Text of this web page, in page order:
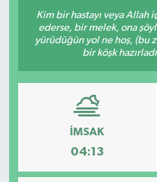
Kim bir hastayı veya Allah
ederse, bir melek, ona
yürüdüğün yol ne hoş, (bu
bir köşk
İMSAK
04:13
Yazarlar